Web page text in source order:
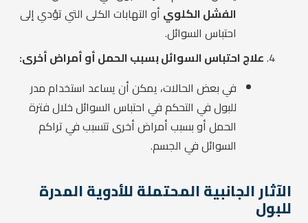
الفشل الكلوي أو التهابات الكلى التي تؤدي إلى
احتباس السوائل.
علاج احتباس السوائل بسبب الحمل أو أمراض أخرى:
في بعض الحالات، يمكن أن يساعد استخدام مدر
للبول في التحكم في احتباس السوائل خلال فترة
الحمل أو بسبب أمراض أخرى تتسبب في تراكم
السوائل في الجسم.
الآثار الجانبية المحتملة للأدوية المدرة
للبول